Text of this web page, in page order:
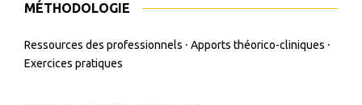
MÉTHODOLOGIE
Ressources des professionnels ⸱ Apports théorico-cliniques ⸱
Exercices pratiques